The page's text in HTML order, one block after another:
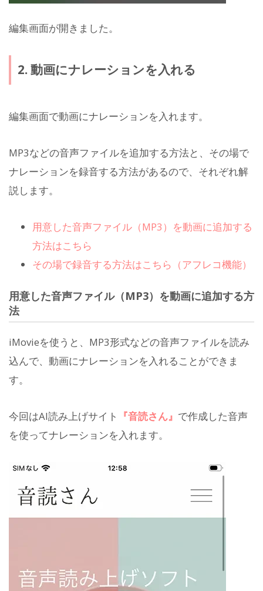
編集画面が開きました。
2. 動画にナレーションを入れる
編集画面で動画にナレーションを入れます。
MP3などの音声ファイルを追加する方法と、その場で
ナレーションを録音する方法があるので、それぞれ解
説します。
用意した音声ファイル（MP3）を動画に追加する
方法はこちら
その場で録音する方法はこちら（アフレコ機能）
用意した音声ファイル（MP3）を動画に追加する方
法
iMovieを使うと、MP3形式などの音声ファイルを読み
込んで、動画にナレーションを入れることができま
す。
今回はAI読み上げサイト 『音読さん』 で作成した音声
を使ってナレーションを入れます。